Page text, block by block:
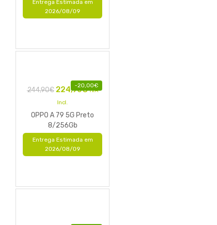
Entrega Estimada em
2026/08/09
-20,00€
244,90€ 224,90€ IVA
Incl.
OPPO A 79 5G Preto
8/256Gb
Entrega Estimada em
2026/08/09